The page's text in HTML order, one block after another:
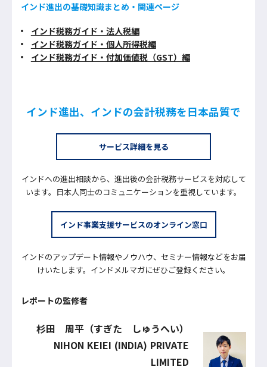
インド進出の基礎知識まとめ・関連ページ
インド税務ガイド・法人税編
インド税務ガイド・個人所得税編
インド税務ガイド・付加価値税（GST）編
インド進出、インドの会計税務を日本品質で
サービス詳細を見る
インドへの進出相談から、進出後の会計税務サービスを対応して
います。日本人同士のコミュニケーションを重視しています。
インド事業支援サービスのオンライン窓口
インドのアップデート情報やノウハウ、セミナー情報などをお届
けいたします。インドメルマガにぜひご登録ください。
レポートの監修者
杉田 周平（すぎた しゅうへい）
NIHON KEIEI (INDIA) PRIVATE
LIMITED